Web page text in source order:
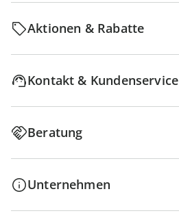
Aktionen & Rabatte
Kontakt & Kundenservice
Beratung
Unternehmen